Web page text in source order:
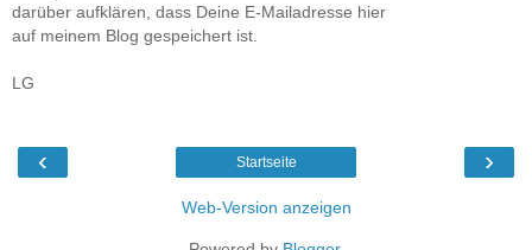
darüber aufklären, dass Deine E-Mailadresse hier
auf meinem Blog gespeichert ist.
LG
‹ ›
Startseite
Web-Version anzeigen